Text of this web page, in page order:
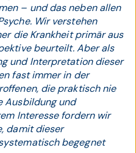
– und das neben allen
Wir verstehen
die Krankheit primär aus
beurteilt. Aber als
und Interpretation dieser
fast immer in der
die praktisch nie
Ausbildung und
Interesse fordern wir
damit dieser
begegnet